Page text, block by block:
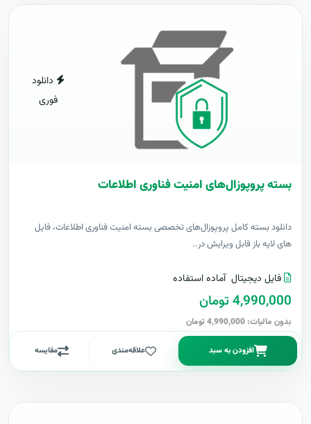
دانلود
فوری
بسته پروپوزال‌های امنیت فناوری اطلاعات
دانلود بسته کامل پروپوزال‌های تخصصی بسته امنیت فناوری اطلاعات، فایل
های لایه باز قابل ویرایش در..
فایل دیجیتال آماده استفاده
4,990,000 تومان
بدون مالیات: 4,990,000 تومان
افزودن به سبد علاقه‌مندی مقایسه